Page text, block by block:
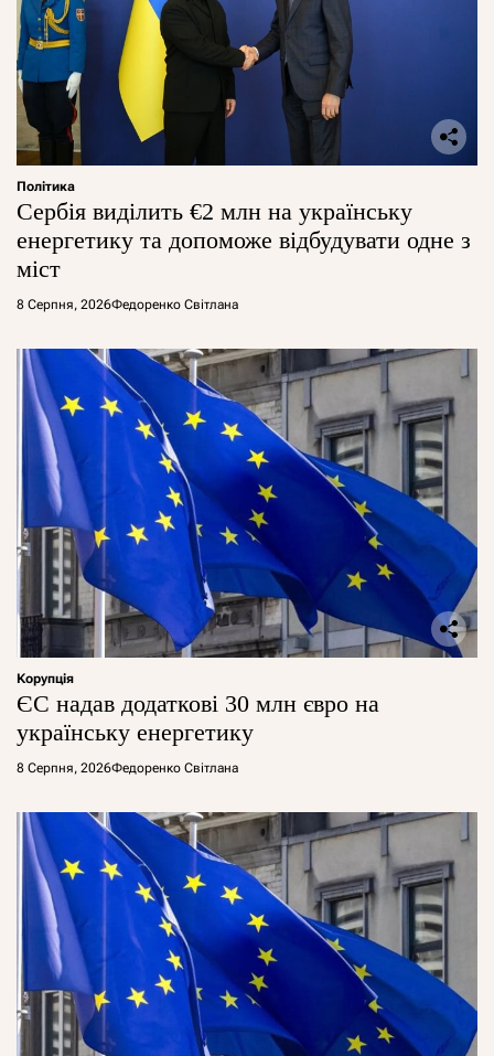
Політика
Сербія виділить €2 млн на українську
енергетику та допоможе відбудувати одне з
міст
8 Серпня, 2026Федоренко Світлана
Корупція
ЄС надав додаткові 30 млн євро на
українську енергетику
8 Серпня, 2026Федоренко Світлана